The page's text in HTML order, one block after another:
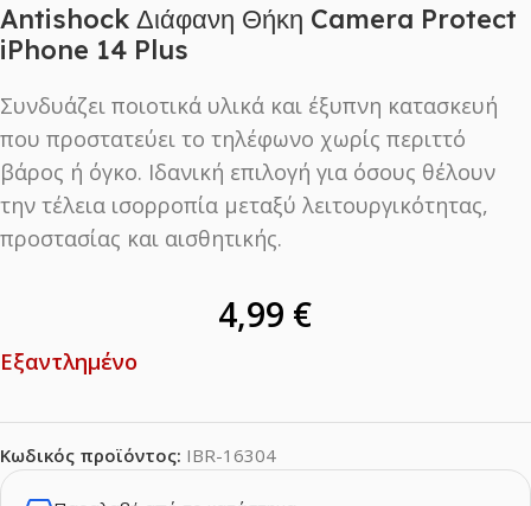
Antishock Διάφανη Θήκη Camera Protect
iPhone 14 Plus
Συνδυάζει ποιοτικά υλικά και έξυπνη κατασκευή
που προστατεύει το τηλέφωνο χωρίς περιττό
βάρος ή όγκο. Ιδανική επιλογή για όσους θέλουν
την τέλεια ισορροπία μεταξύ λειτουργικότητας,
προστασίας και αισθητικής.
4,99 €
Εξαντλημένο
Κωδικός προϊόντος: IBR-16304